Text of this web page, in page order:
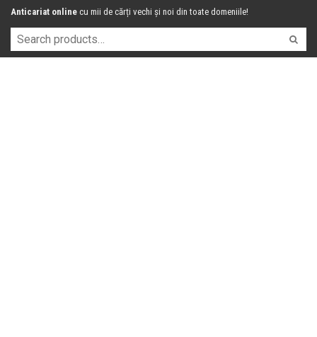
Anticariat online cu mii de cărți vechi și noi din toate domeniile!